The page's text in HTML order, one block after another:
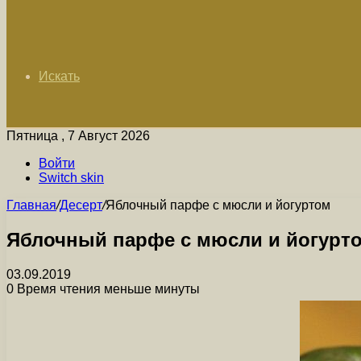
Искать
Пятница , 7 Август 2026
Войти
Switch skin
Главная/Десерт/Яблочный парфе с мюсли и йогуртом
Яблочный парфе с мюсли и
03.09.2019
0 Время чтения меньше минуты